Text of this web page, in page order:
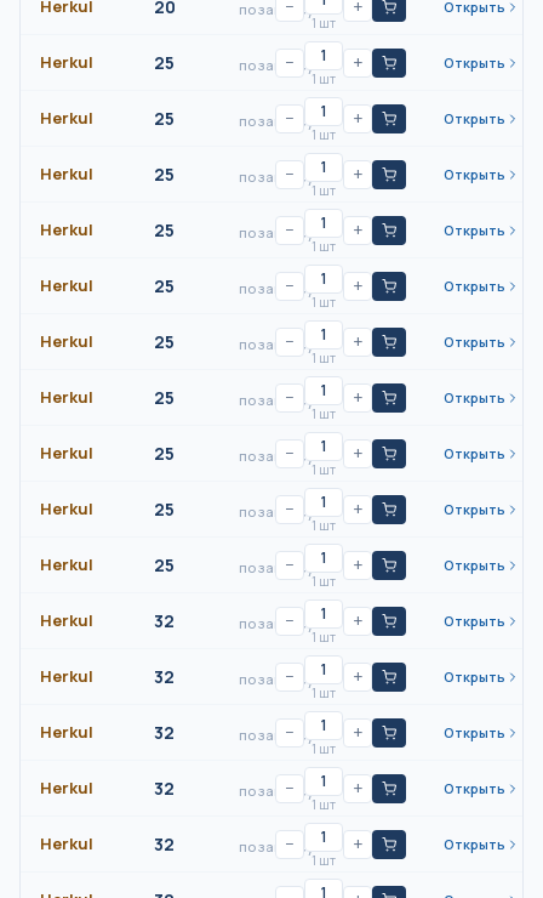
Herkul 20 по запросу
−
1 шт
+ Открыть
Herkul 25 по запросу
−
1 шт
+ Открыть
Herkul 25 по запросу
−
1 шт
+ Открыть
Herkul 25 по запросу
−
1 шт
+ Открыть
Herkul 25 по запросу
−
1 шт
+ Открыть
Herkul 25 по запросу
−
1 шт
+ Открыть
Herkul 25 по запросу
−
1 шт
+ Открыть
Herkul 25 по запросу
−
1 шт
+ Открыть
Herkul 25 по запросу
−
1 шт
+ Открыть
Herkul 25 по запросу
−
1 шт
+ Открыть
Herkul 25 по запросу
−
1 шт
+ Открыть
Herkul 32 по запросу
−
1 шт
+ Открыть
Herkul 32 по запросу
−
1 шт
+ Открыть
Herkul 32 по запросу
−
1 шт
+ Открыть
Herkul 32 по запросу
−
1 шт
+ Открыть
Herkul 32 по запросу
−
1 шт
+ Открыть